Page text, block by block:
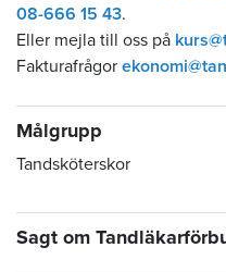
08-666 15 43.
Eller mejla till oss på
Fakturafrågor
Målgrupp
Tandsköterskor
Sagt om